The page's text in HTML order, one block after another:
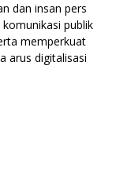
dan insan pers
publik
memperkuat
arus digitalisasi